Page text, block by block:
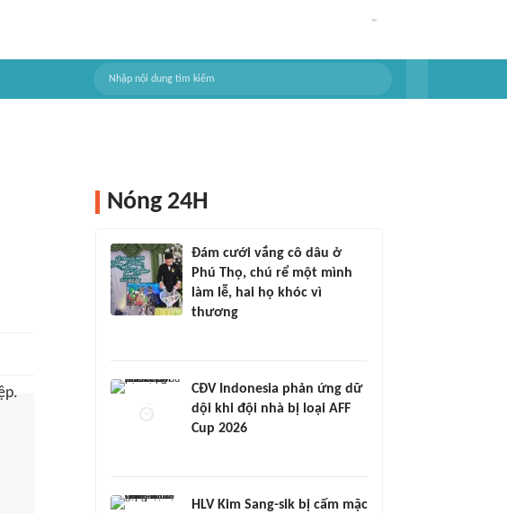
Nóng 24H
Đám cưới vắng cô dâu ở
Phú Thọ, chú rể một mình
làm lễ, hai họ khóc vì
thương
CĐV Indonesia phản ứng dữ
dội khi đội nhà bị loại AFF
Cup 2026
HLV Kim Sang-sik bị cấm mặc